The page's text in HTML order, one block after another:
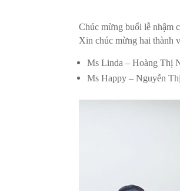
Chúc mừng buổi lễ nhậm
Xin chúc mừng hai thành
Ms Linda – Hoàng Thị
Ms Happy – Nguyễn